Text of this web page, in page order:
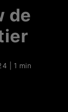
de
1 min